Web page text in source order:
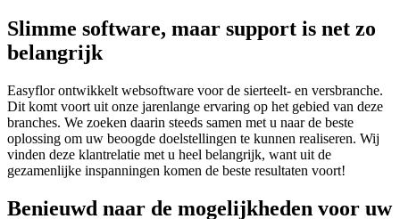
Slimme software, maar support is net zo
belangrijk
Easyflor ontwikkelt websoftware voor de sierteelt- en versbranche.
Dit komt voort uit onze jarenlange ervaring op het gebied van deze
branches. We zoeken daarin steeds samen met u naar de beste
oplossing om uw beoogde doelstellingen te kunnen realiseren. Wij
vinden deze klantrelatie met u heel belangrijk, want uit de
gezamenlijke inspanningen komen de beste resultaten voort!
Benieuwd naar de mogelijkheden voor uw